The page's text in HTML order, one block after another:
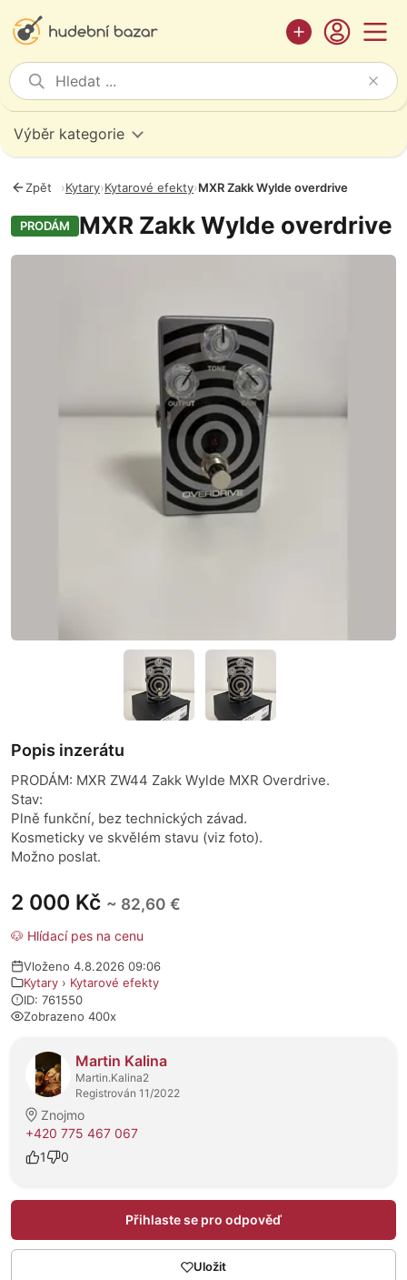
Výběr kategorie
Zpět ›Kytary›Kytarové efekty›MXR Zakk Wylde overdrive
PRODÁM MXR Zakk Wylde overdrive
2 000 Kč ~ 82,60 €
🐶 Hlídací pes na cenu
Vloženo 4.8.2026 09:06
Kytary › Kytarové efekty
ID: 761550
Zobrazeno 400x
O prodejci
Martin Kalina
Martin.Kalina2
Registrován 11/2022
Znojmo
+420 775 467 067
1
0
Přihlaste se pro odpověď
Uložit
Popis inzerátu
PRODÁM: MXR ZW44 Zakk Wylde MXR Overdrive.
Stav:
Plně funkční, bez technických závad.
Kosmeticky ve skvělém stavu (viz foto).
Možno poslat.